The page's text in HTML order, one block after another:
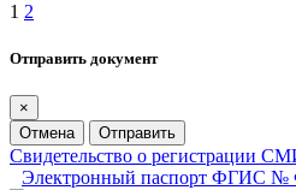
1 2
Отправить документ
×
Отмена
Отправить
Свидетельство о регистрации
Электронный паспорт ФГИС №